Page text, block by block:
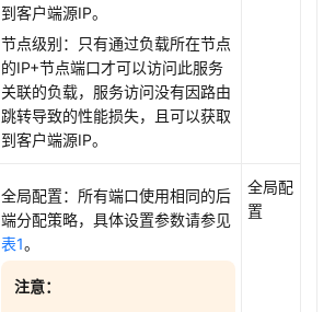
为
负
载
均
到客户端源IP。
节点级别：只有通过负载所在节点
的IP+节点端口才可以访问此服务
关联的负载，服务访问没有因路由
跳转导致的性能损失，且可以获取
到客户端源IP。
全局配置：所有端口使用相同的后
端分配策略，具体设置参数请参见
表1。
注意：
全局配
置